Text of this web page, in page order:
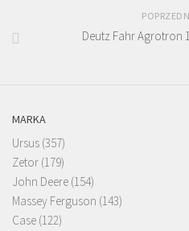
Deutz Fahr Agrotron
MARKA
Ursus (357)
Zetor (179)
John Deere (154)
Massey Ferguson (143)
Case (122)